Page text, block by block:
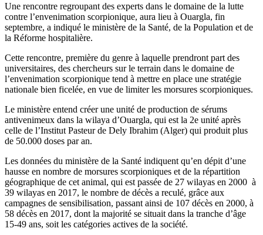
Une rencontre regroupant des experts dans le domaine de la lutte
contre l’envenimation scorpionique, aura lieu à Ouargla, fin
septembre, a indiqué le ministère de la Santé, de la Population et de
la Réforme hospitalière.
Cette rencontre, première du genre à laquelle prendront part des
universitaires, des chercheurs sur le terrain dans le domaine de
l’envenimation scorpionique tend à mettre en place une stratégie
nationale bien ficelée, en vue de limiter les morsures scorpioniques.
Le ministère entend créer une unité de production de sérums
antivenimeux dans la wilaya d’Ouargla, qui est la 2e unité après
celle de l’Institut Pasteur de Dely Ibrahim (Alger) qui produit plus
de 50.000 doses par an.
Les données du ministère de la Santé indiquent qu’en dépit d’une
hausse en nombre de morsures scorpioniques et de la répartition
géographique de cet animal, qui est passée de 27 wilayas en 2000 à
39 wilayas en 2017, le nombre de décès a reculé, grâce aux
campagnes de sensibilisation, passant ainsi de 107 décès en 2000, à
58 décès en 2017, dont la majorité se situait dans la tranche d’âge
15-49 ans, soit les catégories actives de la société.